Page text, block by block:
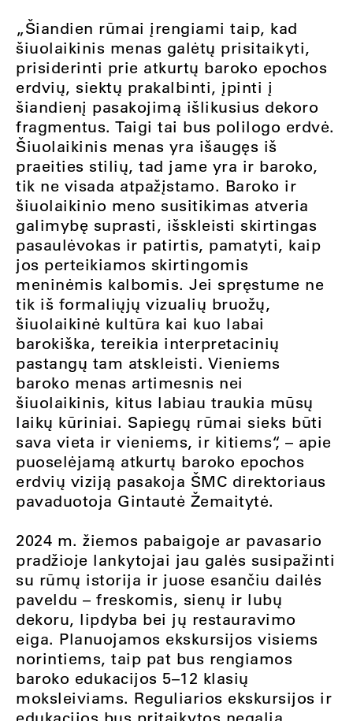
„Šiandien rūmai įrengiami taip, kad
šiuolaikinis menas galėtų prisitaikyti,
prisiderinti prie atkurtų baroko epochos
erdvių, siektų prakalbinti, įpinti į
šiandienį pasakojimą išlikusius dekoro
fragmentus. Taigi tai bus polilogo erdvė.
Šiuolaikinis menas yra išaugęs iš
praeities stilių, tad jame yra ir baroko,
tik ne visada atpažįstamo. Baroko ir
šiuolaikinio meno susitikimas atveria
galimybę suprasti, išskleisti skirtingas
pasaulėvokas ir patirtis, pamatyti, kaip
jos perteikiamos skirtingomis
meninėmis kalbomis. Jei spręstume ne
tik iš formaliųjų vizualių bruožų,
šiuolaikinė kultūra kai kuo labai
barokiška, tereikia interpretacinių
pastangų tam atskleisti. Vieniems
baroko menas artimesnis nei
šiuolaikinis, kitus labiau traukia mūsų
laikų kūriniai. Sapiegų rūmai sieks būti
sava vieta ir vieniems, ir kitiems“, – apie
puoselėjamą atkurtų baroko epochos
erdvių viziją pasakoja ŠMC direktoriaus
pavaduotoja Gintautė Žemaitytė.
2024 m. žiemos pabaigoje ar pavasario
pradžioje lankytojai jau galės susipažinti
su rūmų istorija ir juose esančiu dailės
paveldu – freskomis, sienų ir lubų
dekoru, lipdyba bei jų restauravimo
eiga. Planuojamos ekskursijos visiems
norintiems, taip pat bus rengiamos
baroko edukacijos 5–12 klasių
moksleiviams. Reguliarios ekskursijos ir